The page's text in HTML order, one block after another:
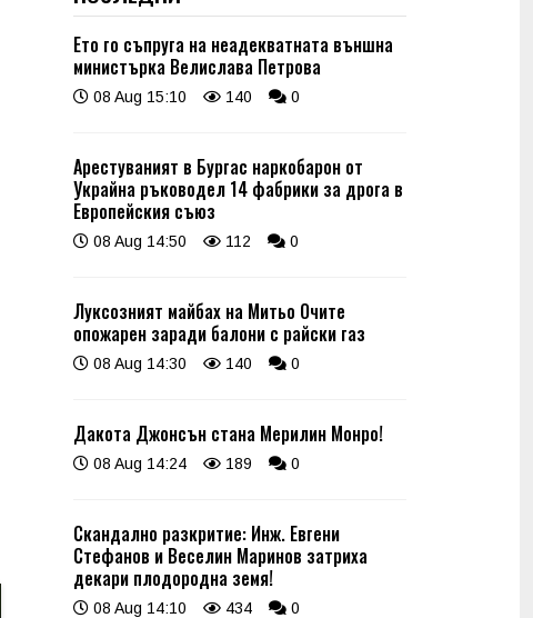
Ето го съпруга на неадекватната външна
министърка Велислава Петрова
08 Aug 15:10 140 0
Арестуваният в Бургас наркобарон от
Украйна ръководел 14 фабрики за дрога в
Европейския съюз
08 Aug 14:50 112 0
Луксозният майбах на Митьо Очите
опожарен заради балони с райски газ
08 Aug 14:30 140 0
Дакота Джонсън стана Мерилин Монро!
08 Aug 14:24 189 0
Скандално разкритие: Инж. Евгени
Стефанов и Веселин Маринов затриха
декари плодородна земя!
08 Aug 14:10 434 0